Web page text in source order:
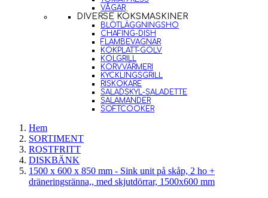
VÅGAR
DIVERSE KÖKSMASKINER
BLÖTLÄGGNINGSHO
CHAFING-DISH
FLAMBEVAGNAR
KOKPLATT-GOLV
KOLGRILL
KORVVÄRMERI
KYCKLINGSGRILL
RISKOKARE
SALADSKYL-SALADETTE
SALAMANDER
SOFTCOOKER
Hem
SORTIMENT
ROSTFRITT
DISKBÄNK
1500 x 600 x 850 mm - Sink unit på skåp, 2 ho +
dräneringsränna,, med skjutdörrar, 1500x600 mm